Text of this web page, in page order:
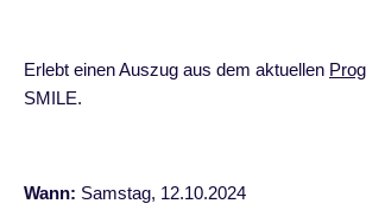
Erlebt einen Auszug aus dem aktuellen
SMILE.
Wann: Samstag, 12.10.2024